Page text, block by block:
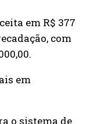
em R$ 377
com
em
o sistema de